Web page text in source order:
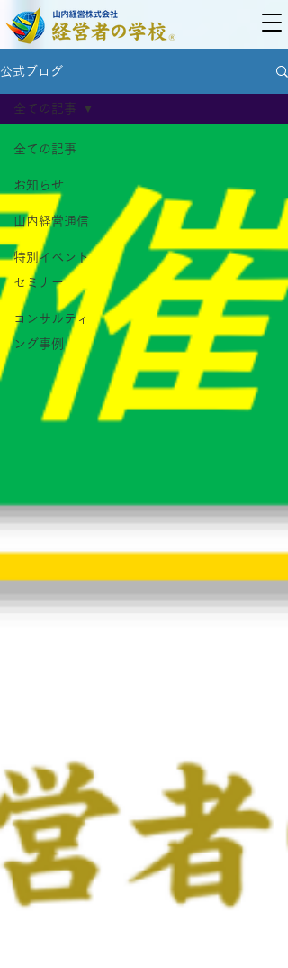
公式ブログ
全ての記事
お知らせ
山内経営通信
特別イベント
セミナー
コンサルティ
ング事例
全ての記事